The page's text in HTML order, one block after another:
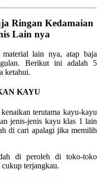
Ringan Kedamaian
Lain nya
lain nya, atap baja
Berikut ini adalah 5
ketahui.
KAYU
terutama kayu-kayu
jenis-jenis kayu klas 1 lain
di cari apalagi jika memilih
di peroleh di toko-toko
cukup terjangkau.